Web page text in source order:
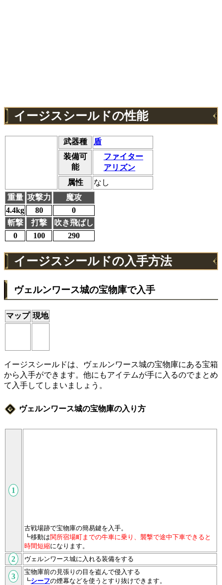
イージスシールドの性能
武器種
盾
装備可
能
ファイター
アリズン
属性
なし
重量 攻撃力
魔攻
4.4kg
80
0
斬撃
打撃
吹き飛ばし
0
100 290
イージスシールドの入手方法
ヴェルンワース城の宝物庫で入手
マップ 現地
イージスシールドは、ヴェルンワース城の宝物庫にある宝箱
から入手ができます。他にもアイテムが手に入るのでまとめ
て入手してしまいましょう。
ヴェルンワース城の宝物庫の入り方
古戦場跡で宝物庫の簡易鍵を入手。
┗移動は関所宿場町までの牛車に乗り、襲撃で途中下車できると
時間短縮になります。
ヴェルンワース城に入れる装備をする
宝物庫前の見張りの目を盗んで侵入する
┗シーフの煙幕などを使うとすり抜けできます。